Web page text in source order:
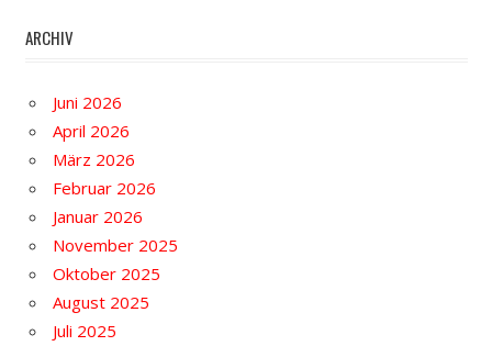
ARCHIV
Juni 2026
April 2026
März 2026
Februar 2026
Januar 2026
November 2025
Oktober 2025
August 2025
Juli 2025